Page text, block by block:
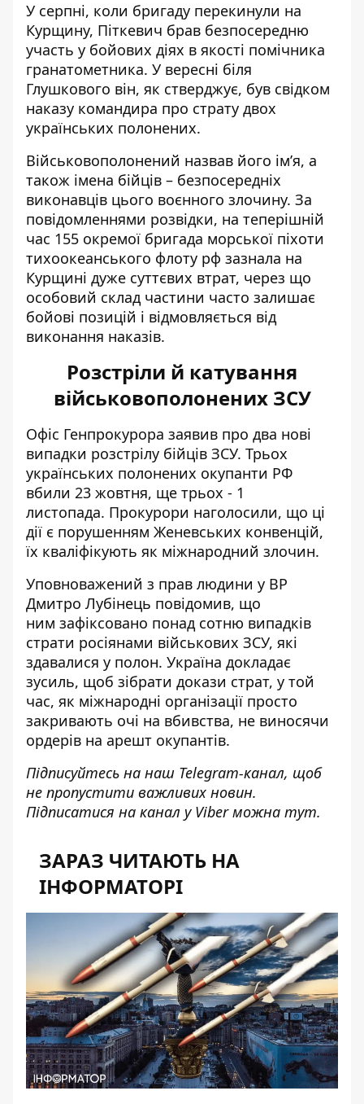
У серпні, коли бригаду перекинули на
Курщину, Піткевич брав безпосередню
участь у бойових діях в якості помічника
гранатометника. У вересні біля
Глушкового він, як стверджує, був свідком
наказу командира про страту двох
українських полонених.
Військовополонений назвав його ім’я, а
також імена бійців – безпосередніх
виконавців цього воєнного злочину. За
повідомленнями розвідки, на теперішній
час 155 окремої бригада морської піхоти
тихоокеанського флоту рф зазнала на
Курщині дуже суттєвих втрат, через що
особовий склад частини часто залишає
бойові позицій і відмовляється від
виконання наказів.
Розстріли й катування
військовополонених ЗСУ
Офіс Генпрокурора заявив про два нові
випадки розстрілу бійців ЗСУ. Трьох
українських полонених окупанти РФ
вбили 23 жовтня, ще трьох - 1
листопада. Прокурори наголосили, що ці
дії є порушенням Женевських конвенцій,
їх кваліфікують як міжнародний злочин.
Уповноважений з прав людини у ВР
Дмитро Лубінець повідомив, що
ним зафіксовано понад сотню випадків
страти росіянами військових ЗСУ, які
здавалися у полон. Україна докладає
зусиль, щоб зібрати докази страт, у той
час, як міжнародні організації просто
закривають очі на вбивства, не виносячи
ордерів на арешт окупантів.
Підписуйтесь на наш Telegram-канал, щоб
не пропустити важливих новин.
Підписатися на канал у Viber можна тут.
ЗАРАЗ ЧИТАЮТЬ НА
ІНФОРМАТОРІ